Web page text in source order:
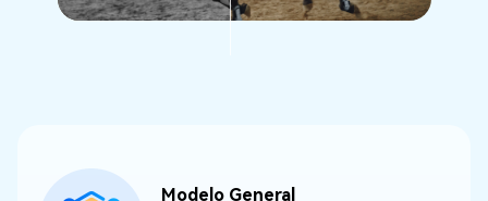
Modelo General